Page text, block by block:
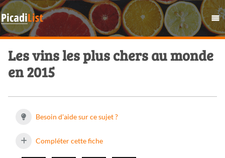
Les vins les plus chers au monde
en 2015
Besoin d'aide sur ce sujet ?
Compléter cette fiche